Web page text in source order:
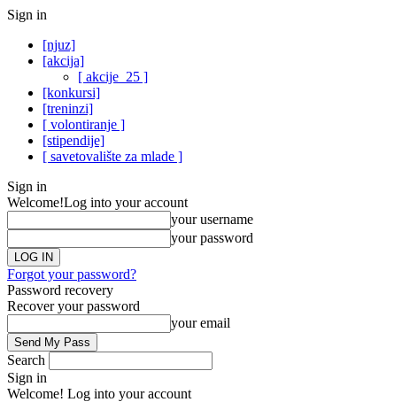
Sign in
[njuz]
[akcija]
[ akcije_25 ]
[konkursi]
[treninzi]
[ volontiranje ]
[stipendije]
[ savetovalište za mlade ]
Sign in
Welcome!Log into your account
your username
your password
Forgot your password?
Password recovery
Recover your password
your email
Search
Sign in
Welcome! Log into your account